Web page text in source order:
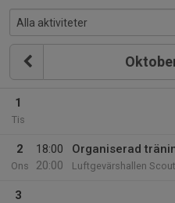
1
Tis
2
Ons
18:00
20:00
Organiserad
Luftgevärshallen
3